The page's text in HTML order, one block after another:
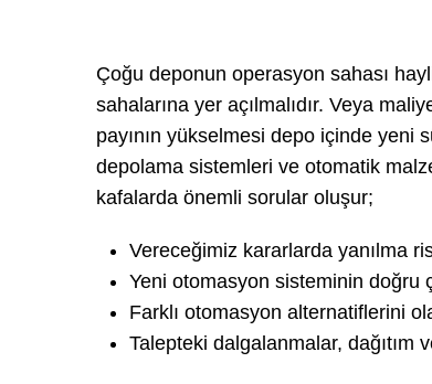
Çoğu deponun operasyon sahası
sahalarına yer açılmalıdır. Veya
payının yükselmesi depo içinde yeni
depolama sistemleri ve otomatik
kafalarda önemli sorular oluşur;
Vereceğimiz kararlarda yanılma
Yeni otomasyon sisteminin doğru
Farklı otomasyon alternatiflerini
Talepteki dalgalanmalar,